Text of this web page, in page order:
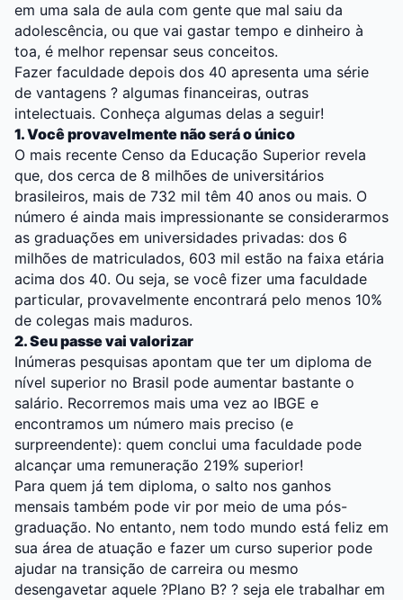
em uma sala de aula com gente que mal saiu da
adolescência, ou que vai gastar tempo e dinheiro à
toa, é melhor repensar seus conceitos.
Fazer faculdade depois dos 40 apresenta uma série
de vantagens ? algumas financeiras, outras
intelectuais. Conheça algumas delas a seguir!
1. Você provavelmente não será o único
O mais recente Censo da Educação Superior revela
que, dos cerca de 8 milhões de universitários
brasileiros, mais de 732 mil têm 40 anos ou mais. O
número é ainda mais impressionante se considerarmos
as graduações em universidades privadas: dos 6
milhões de matriculados, 603 mil estão na faixa etária
acima dos 40. Ou seja, se você fizer uma faculdade
particular, provavelmente encontrará pelo menos 10%
de colegas mais maduros.
2. Seu passe vai valorizar
Inúmeras pesquisas apontam que ter um diploma de
nível superior no Brasil pode aumentar bastante o
salário. Recorremos mais uma vez ao IBGE e
encontramos um número mais preciso (e
surpreendente): quem conclui uma faculdade pode
alcançar uma remuneração 219% superior!
Para quem já tem diploma, o salto nos ganhos
mensais também pode vir por meio de uma pós-
graduação. No entanto, nem todo mundo está feliz em
sua área de atuação e fazer um curso superior pode
ajudar na transição de carreira ou mesmo
desengavetar aquele ?Plano B? ? seja ele trabalhar em